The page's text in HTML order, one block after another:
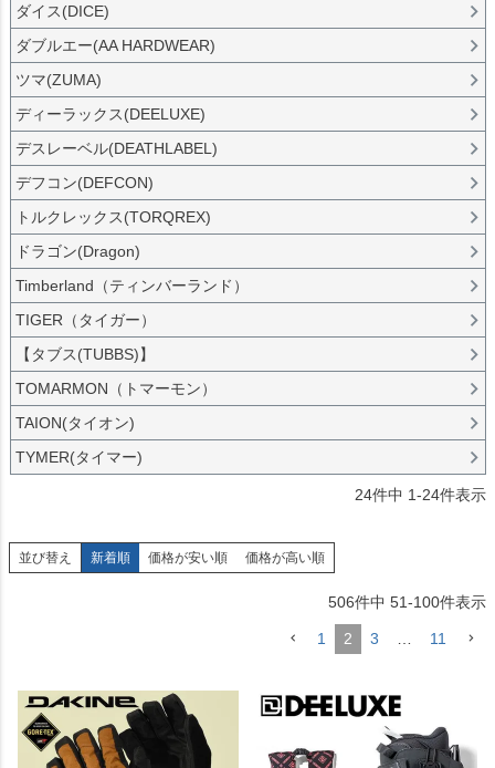
ダイス(DICE)
ダブルエー(AA HARDWEAR)
ツマ(ZUMA)
ディーラックス(DEELUXE)
デスレーベル(DEATHLABEL)
デフコン(DEFCON)
トルクレックス(TORQREX)
ドラゴン(Dragon)
Timberland（ティンバーランド）
TIGER（タイガー）
【タブス(TUBBS)】
TOMARMON（トマーモン）
TAION(タイオン)
TYMER(タイマー)
24件中 1-24件表示
並び替え 新着順 価格が安い順 価格が高い順
506件中 51-100件表示
1 2 3 … 11